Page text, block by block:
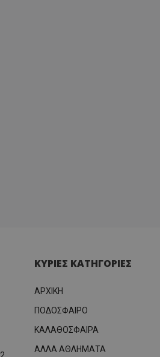
ΚΥΡΙΕΣ ΚΑΤΗΓΟΡΙΕΣ
ΑΡΧΙΚΗ
ΠΟΔΟΣΦΑΙΡΟ
ΚΑΛΑΘΟΣΦΑΙΡΑ
ΑΛΛΑ ΑΘΛΗΜΑΤΑ